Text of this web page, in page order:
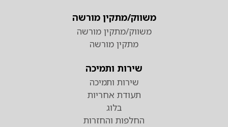
משווק/מתקין מורשה
משווק/מתקין מורשה
מתקין מורשה
שירות ותמיכה
שירות ותמיכה
תעודת אחריות
בלוג
החלפות והחזרות